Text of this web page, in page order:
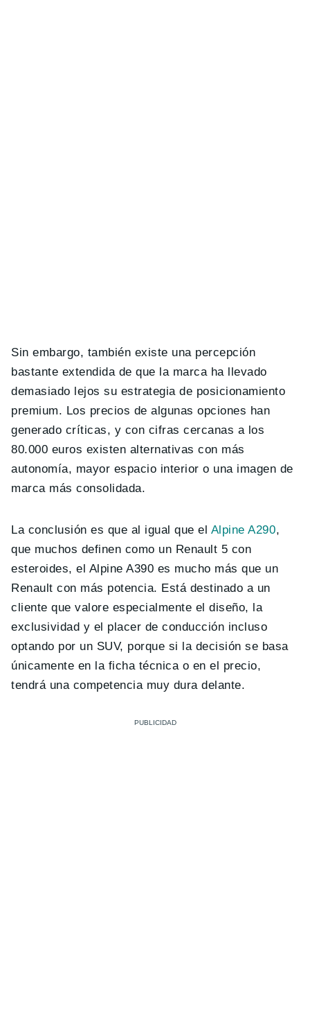
Sin embargo, también existe una percepción
bastante extendida de que la marca ha llevado
demasiado lejos su estrategia de posicionamiento
premium. Los precios de algunas opciones han
generado críticas, y con cifras cercanas a los
80.000 euros existen alternativas con más
autonomía, mayor espacio interior o una imagen de
marca más consolidada.
La conclusión es que al igual que el Alpine A290,
que muchos definen como un Renault 5 con
esteroides, el Alpine A390 es mucho más que un
Renault con más potencia. Está destinado a un
cliente que valore especialmente el diseño, la
exclusividad y el placer de conducción incluso
optando por un SUV, porque si la decisión se basa
únicamente en la ficha técnica o en el precio,
tendrá una competencia muy dura delante.